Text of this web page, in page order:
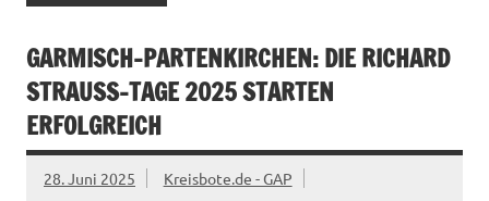
GARMISCH-PARTENKIRCHEN: DIE RICHARD
STRAUSS-TAGE 2025 STARTEN
ERFOLGREICH
28. Juni 2025 Kreisbote.de - GAP